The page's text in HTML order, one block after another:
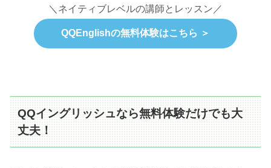
＼ネイティブレベルの講師とレッスン／
QQEnglishの無料体験はこちら ＞
QQイングリッシュなら無料体験だけでも大
丈夫！